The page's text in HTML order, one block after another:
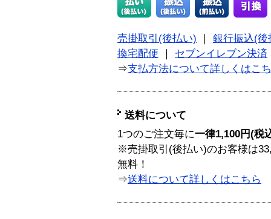
売掛取引(後払い)
銀行振込(後
換宅配便
セブンイレブン決済
⇒支払方法について詳しくはこ
送料について
1つのご注文毎に一律1,100円(税
※売掛取引(後払い)のお客様は
無料！
⇒送料について詳しくはこちら